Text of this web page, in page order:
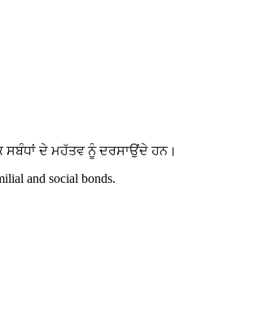
ਸਬੰਧਾਂ ਦੇ ਮਹੱਤਵ ਨੂੰ ਦਰਸਾਉਂਦੇ ਹਨ।
and social bonds.